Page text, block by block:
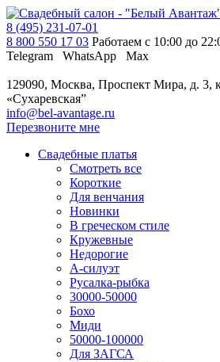
8 (495) 231-07-01
8 800 550 17 03 Работаем с 10:00 до
Telegram
WhatsApp Max
129090, Москва, Проспект Мира, д. 3,
«Сухаревская”
info@bel-avantage.ru
Перезвоните мне
Свадебные платья
Смотреть все
Короткие
Для венчания
Новинки
В греческом стиле
Кружевные
Недорогие
А-силуэт
Русалка-рыбка
30000-50000
Бохо
Миди
50000-100000
Для ЗАГСА